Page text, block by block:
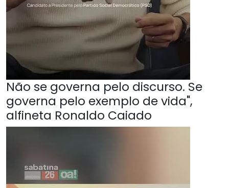
Não se governa pelo discurso. Se
governa pelo exemplo de vida",
alfineta Ronaldo Caiado